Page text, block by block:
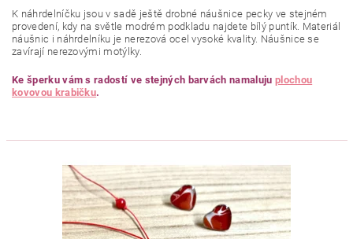
K náhrdelníčku jsou v sadě ještě drobné náušnice pecky ve stejném
provedení, kdy na světle modrém podkladu najdete bílý puntík. Materiál
náušnic i náhrdelníku je nerezová ocel vysoké kvality. Náušnice se
zavírají nerezovými motýlky.
Ke šperku vám s radostí ve stejných barvách namaluju plochou
kovovou krabičku.